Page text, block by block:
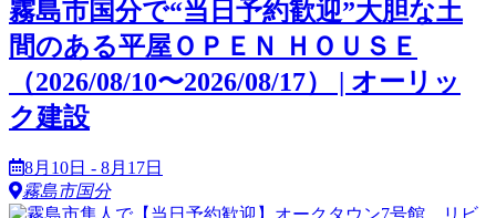
霧島市国分で“当日予約歓迎”大胆な土
間のある平屋ＯＰＥＮ ＨＯＵＳＥ
（2026/08/10〜2026/08/17） | オーリッ
ク建設
8月10日 - 8月17日
霧島市国分